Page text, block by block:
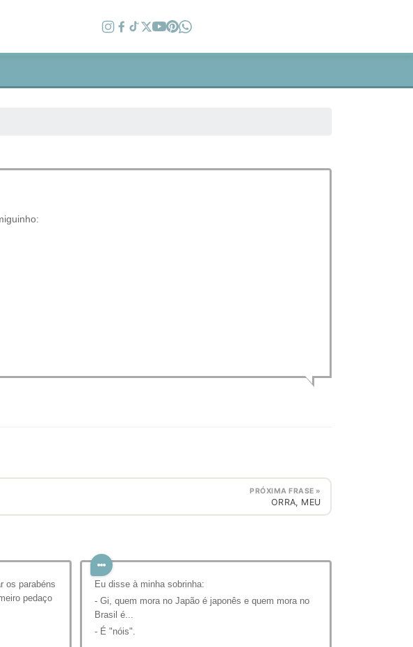
PRÓXIMA FRASE »
ORRA, MEU
os parabéns
pedaço
Eu disse à minha sobrinha:
- Gi, quem mora no Japão é japonês e quem mora no
Brasil é...
- É "nóis".